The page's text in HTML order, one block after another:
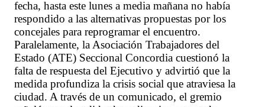
fecha, hasta este lunes a media mañana no había
respondido a las alternativas propuestas por los
concejales para reprogramar el encuentro.
Paralelamente, la Asociación Trabajadores del
Estado (ATE) Seccional Concordia cuestionó la
falta de respuesta del Ejecutivo y advirtió que la
medida profundiza la crisis social que atraviesa la
ciudad. A través de un comunicado, el gremio